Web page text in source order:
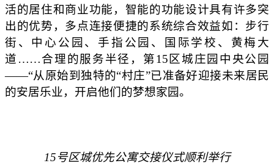
活的居住和商业功能，智能的功能设计具有许多突
出的优势，多点连接便捷的系统综合效益如：步行
街、中心公园、手指公园、国际学校、黄梅大
道……合理的服务半径，第15区城庄园中央公园
——“从原始到独特的“村庄”已准备好迎接未来居民
的安居乐业，开启他们的梦想家园。
15号区城优先公寓交接仪式顺利举行